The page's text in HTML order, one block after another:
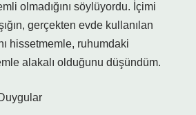
olmadığını söylüyordu. İçimi
gerçekten evde kullanılan
hissetmemle, ruhumdaki
alakalı olduğunu düşündüm.